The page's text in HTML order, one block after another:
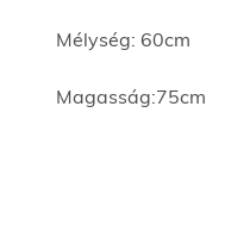
Mélység: 60cm
Magasság:75cm